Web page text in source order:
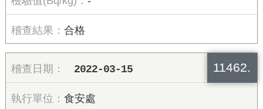
合格
11462.
2022-03-15
食安處